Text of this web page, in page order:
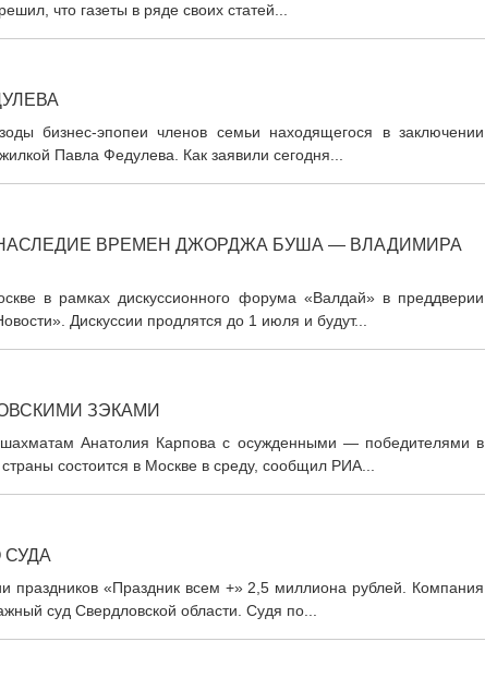
что газеты в ряде своих статей...
бизнес-эпопеи членов семьи находящегося в заключении
Павла Федулева. Как заявили сегодня...
ВРЕМЕН ДЖОРДЖА БУША — ВЛАДИМИРА
в рамках дискуссионного форума «Валдай» в преддверии
Дискуссии продлятся до 1 июля и будут...
ЗЭКАМИ
Анатолия Карпова с осужденными — победителями в
состоится в Москве в среду, сообщил РИА...
праздников «Праздник всем +» 2,5 миллиона рублей. Компания
суд Свердловской области. Судя по...